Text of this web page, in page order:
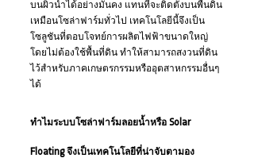
บนผิวน้ำได้อย่างมั่นคง แทนที่จะติดตั้งบนพื้นดิน
เหมือนโซล่าฟาร์มทั่วไป เทคโนโลยีนี้จึงเป็น
โซลูชันที่ตอบโจทย์การผลิตไฟฟ้าขนาดใหญ่
โดยไม่ต้องใช้พื้นที่ดิน ทำให้สามารถสงวนที่ดิน
ไว้สำหรับภาคเกษตรกรรมหรืออุตสาหกรรมอื่นๆ
ได้
ทำไมระบบโซล่าฟาร์มลอยน้ำหรือ Solar
Floating จึงเป็นเทคโนโลยีที่น่าจับตามอง